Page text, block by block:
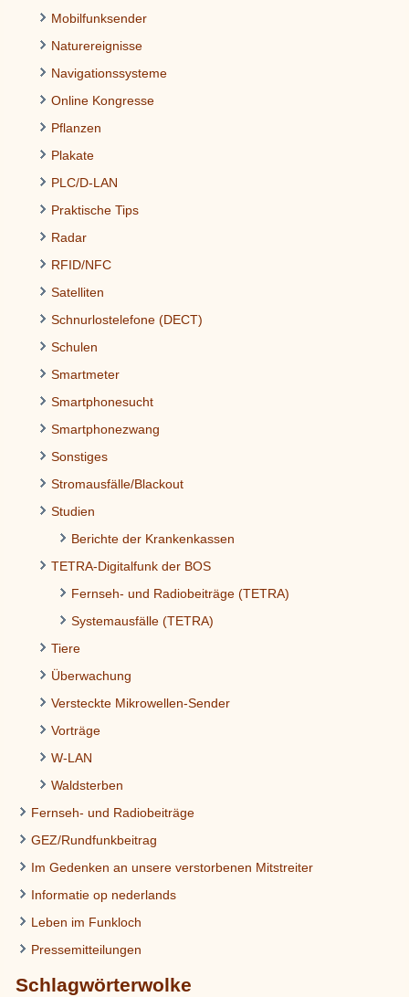
Mobilfunksender
Naturereignisse
Navigationssysteme
Online Kongresse
Pflanzen
Plakate
PLC/D-LAN
Praktische Tips
Radar
RFID/NFC
Satelliten
Schnurlostelefone (DECT)
Schulen
Smartmeter
Smartphonesucht
Smartphonezwang
Sonstiges
Stromausfälle/Blackout
Studien
Berichte der Krankenkassen
TETRA-Digitalfunk der BOS
Fernseh- und Radiobeiträge (TETRA)
Systemausfälle (TETRA)
Tiere
Überwachung
Versteckte Mikrowellen-Sender
Vorträge
W-LAN
Waldsterben
Fernseh- und Radiobeiträge
GEZ/Rundfunkbeitrag
Im Gedenken an unsere verstorbenen Mitstreiter
Informatie op nederlands
Leben im Funkloch
Pressemitteilungen
Schlagwörterwolke